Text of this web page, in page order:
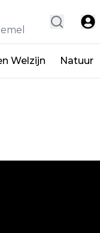
Welzijn Natuur